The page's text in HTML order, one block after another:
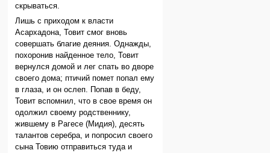
скрываться.
Лишь с приходом к власти
Асархадона, Товит смог вновь
совершать благие деяния. Однажды,
похоронив найденное тело, Товит
вернулся домой и лег спать во дворе
своего дома; птичий помет попал ему
в глаза, и он ослеп. Попав в беду,
Товит вспомнил, что в свое время он
одолжил своему родственнику,
жившему в Рагесе (Мидия), десять
талантов серебра, и попросил своего
сына Товию отправиться туда и